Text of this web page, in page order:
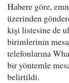
Habere göre,
üzerinden
kişi listesine de
birimlerinin
telefonlarına
bir yöntemle
belirtildi.